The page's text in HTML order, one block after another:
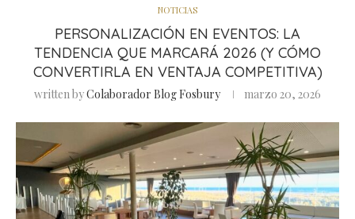
NOTICIAS
PERSONALIZACIÓN EN EVENTOS: LA
TENDENCIA QUE MARCARÁ 2026 (Y CÓMO
CONVERTIRLA EN VENTAJA COMPETITIVA)
written byColaborador Blog Fosbury marzo 20, 2026